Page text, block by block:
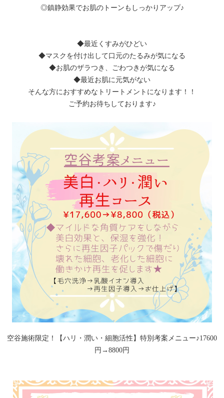
◎鎮静効果でお肌のトーンもしっかりアップ♪︎
◆最近くすみがひどい
◆マスクを付け出して口元のたるみが気になる
◆お肌のザラつき、ごわつきが気になる
◆最近お肌に元気がない
そんな方におすすめなトリートメントになります！！
ご予約お待ちしております♪︎
空谷施術限定！【ハリ・潤い・細胞活性】特別考案メニュー♪17600
円→8800円